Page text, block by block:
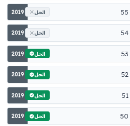
2019 الحل
2019 الحل
2019 الحل
2019 الحل
2019 الحل
2019 الحل